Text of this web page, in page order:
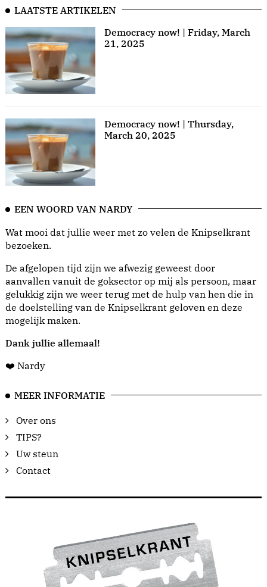
LAATSTE ARTIKELEN
Democracy now! | Friday, March
21, 2025
Democracy now! | Thursday,
March 20, 2025
EEN WOORD VAN NARDY
Wat mooi dat jullie weer met zo velen de Knipselkrant
bezoeken.
De afgelopen tijd zijn we afwezig geweest door
aanvallen vanuit de goksector op mij als persoon, maar
gelukkig zijn we weer terug met de hulp van hen die in
de doelstelling van de Knipselkrant geloven en deze
mogelijk maken.
Dank jullie allemaal!
❤️ Nardy
MEER INFORMATIE
Over ons
TIPS?
Uw steun
Contact